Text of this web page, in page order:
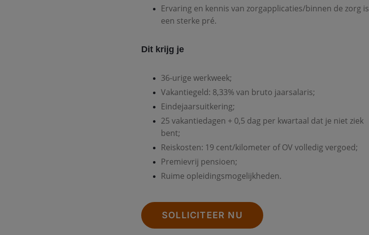
Ervaring en kennis van zorgapplicaties/binnen de zorg is
een sterke pré.
Dit krijg je
36-urige werkweek;
Vakantiegeld: 8,33% van bruto jaarsalaris;
Eindejaarsuitkering;
25 vakantiedagen + 0,5 dag per kwartaal dat je niet ziek
bent;
Reiskosten: 19 cent/kilometer of OV volledig vergoed;
Premievrij pensioen;
Ruime opleidingsmogelijkheden.
SOLLICITEER NU